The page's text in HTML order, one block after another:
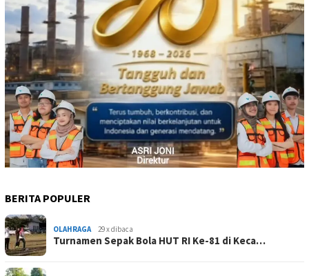
BERITA POPULER
OLAHRAGA 29 x dibaca
Turnamen Sepak Bola HUT RI Ke-81 di Keca…